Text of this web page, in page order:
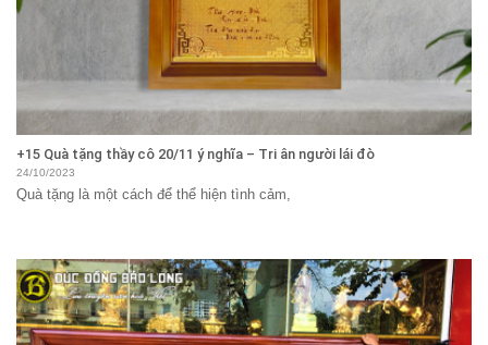
+15 Quà tặng thầy cô 20/11 ý nghĩa – Tri ân người lái đò
24/10/2023
Quà tặng là một cách để thể hiện tình cảm,